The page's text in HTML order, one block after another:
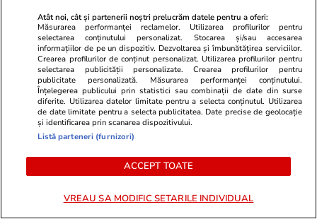
bagajul de mână. Ghid pentru
eficientizarea spaţiului
Lifestyle 22 iul.
Cum păstrăm brânza fără să
mucegăiască
Atât noi, cât și partenerii noștri prelucrăm datele pentru a oferi:
Măsurarea performanței reclamelor. Utilizarea profilurilor pentru
selectarea conținutului personalizat. Stocarea și/sau accesarea
informațiilor de pe un dispozitiv. Dezvoltarea și îmbunătățirea serviciilor.
Crearea profilurilor de conținut personalizat. Utilizarea profilurilor pentru
selectarea publicității personalizate. Crearea profilurilor pentru
publicitate personalizată. Măsurarea performanței conținutului.
Înțelegerea publicului prin statistici sau combinații de date din surse
diferite. Utilizarea datelor limitate pentru a selecta conținutul. Utilizarea
de date limitate pentru a selecta publicitatea. Date precise de geolocație
și identificarea prin scanarea dispozitivului.
Listă parteneri (furnizori)
ACCEPT TOATE
VREAU SA MODIFIC SETARILE INDIVIDUAL